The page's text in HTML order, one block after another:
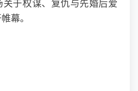
关于权谋、复仇与先婚后爱
幕。